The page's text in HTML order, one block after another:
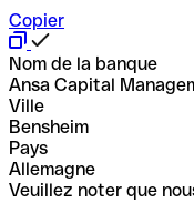
Copier
Nom de la banque
Ansa Capital
Ville
Bensheim
Pays
Allemagne
Veuillez noter que